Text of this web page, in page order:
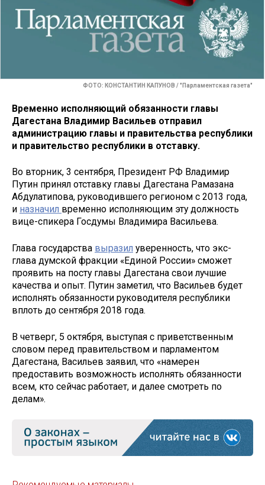
ФОТО: КОНСТАНТИН КАПУНОВ / "Парламентская газета"
Временно исполняющий обязанности главы
Дагестана Владимир Васильев отправил
администрацию главы и правительства республики
и правительство республики в отставку.
Во вторник, 3 сентября, Президент РФ Владимир
Путин принял отставку главы Дагестана Рамазана
Абдулатипова, руководившего регионом с 2013 года,
и назначил временно исполняющим эту должность
вице-спикера Госдумы Владимира Васильева.
Глава государства выразил уверенность, что экс-
глава думской фракции «Единой России» сможет
проявить на посту главы Дагестана свои лучшие
качества и опыт. Путин заметил, что Васильев будет
исполнять обязанности руководителя республики
вплоть до сентября 2018 года.
В четверг, 5 октября, выступая с приветственным
словом перед правительством и парламентом
Дагестана, Васильев заявил, что «намерен
предоставить возможность исполнять обязанности
всем, кто сейчас работает, и далее смотреть по
делам».